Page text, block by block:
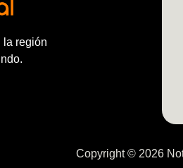
la región
Copyright © 2026